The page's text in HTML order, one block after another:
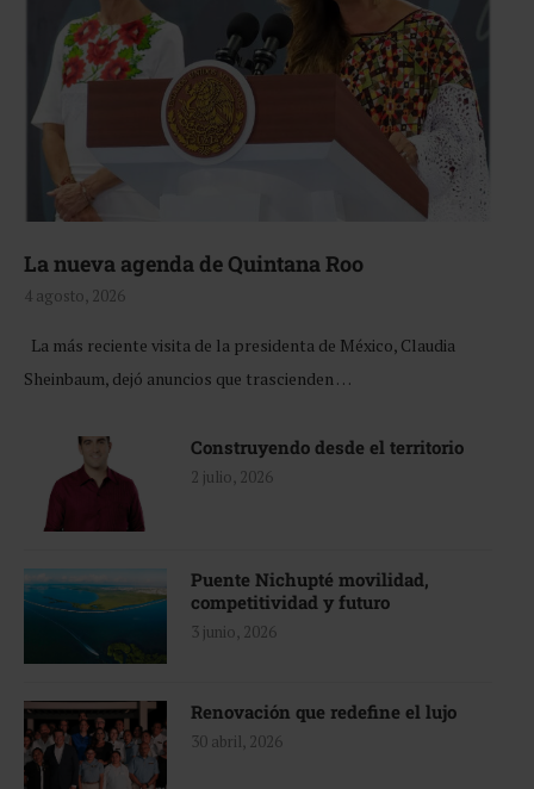
La nueva agenda de Quintana Roo
4 agosto, 2026
La más reciente visita de la presidenta de México, Claudia
Sheinbaum, dejó anuncios que trascienden …
Construyendo desde el territorio
2 julio, 2026
Puente Nichupté movilidad,
competitividad y futuro
3 junio, 2026
Renovación que redefine el lujo
30 abril, 2026